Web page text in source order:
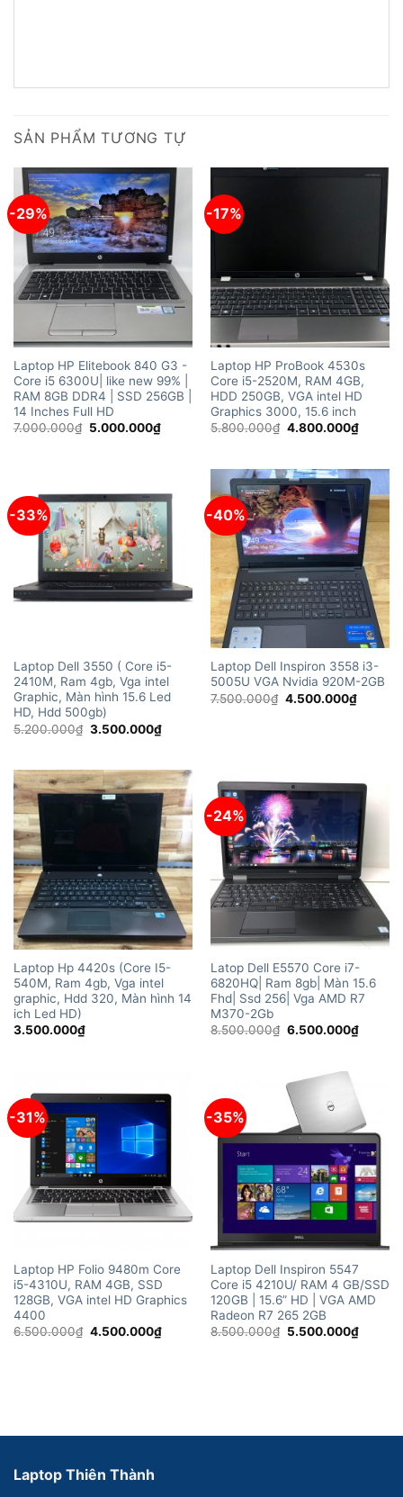
SẢN PHẨM TƯƠNG TỰ
-29%
Laptop HP Elitebook 840 G3 -
Core i5 6300U| like new 99% |
RAM 8GB DDR4 | SSD 256GB |
14 Inches Full HD
7.000.000₫ Giá
5.000.000₫Giá
hiện
5.000.000₫.
-17%
Laptop HP ProBook 4530s
Core i5-2520M, RAM 4GB,
HDD 250GB, VGA intel HD
Graphics 3000, 15.6 inch
5.800.000₫ Giá
4.800.000₫Giá
hiện
-33%
Laptop Dell 3550 ( Core i5-
2410M, Ram 4gb, Vga intel
Graphic, Màn hình 15.6 Led
HD, Hdd 500gb)
5.200.000₫ Giá
3.500.000₫Giá
hiện
3.500.000₫.
-40%
Laptop Dell Inspiron 3558 i3-
5005U VGA Nvidia 920M-2GB
7.500.000₫ Giá
4.500.000₫Giá
hiện
Laptop Hp 4420s (Core I5-
540M, Ram 4gb, Vga intel
graphic, Hdd 320, Màn hình 14
ich Led HD)
3.500.000₫
-24%
Latop Dell E5570 Core i7-
6820HQ| Ram 8gb| Màn 15.6
Fhd| Ssd 256| Vga AMD R7
M370-2Gb
8.500.000₫ Giá
6.500.000₫Giá
hiện
-31%
Laptop HP Folio 9480m Core
i5-4310U, RAM 4GB, SSD
128GB, VGA intel HD Graphics
4400
6.500.000₫ Giá
4.500.000₫Giá
hiện
-35%
Laptop Dell Inspiron 5547
Core i5 4210U/ RAM 4 GB/SSD
120GB | 15.6” HD | VGA AMD
Radeon R7 265 2GB
8.500.000₫ Giá
5.500.000₫Giá
hiện
Laptop Thiên Thành